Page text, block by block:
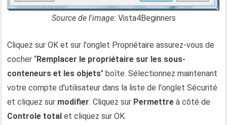
Source de l'image: Vista4Beginners
Cliquez sur OK et sur l'onglet Propriétaire assurez-vous de
cocher “Remplacer le propriétaire sur les sous-
conteneurs et les objets" boîte. Sélectionnez maintenant
votre compte d'utilisateur dans la liste de l'onglet Sécurité
et cliquez sur modifier. Cliquez sur Permettre à côté de
Controle total et cliquez sur OK.